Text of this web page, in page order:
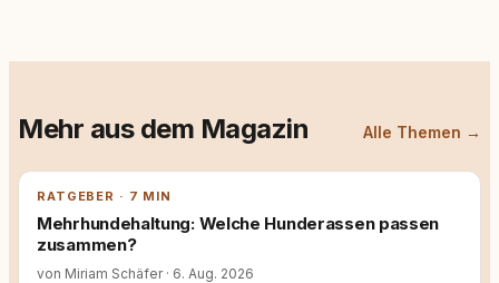
Mehr aus dem Magazin Alle Themen →
RATGEBER · 7 MIN
Mehrhundehaltung: Welche Hunderassen passen
zusammen?
von Miriam Schäfer · 6. Aug. 2026